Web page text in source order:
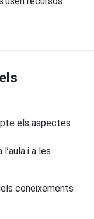
els aspectes
i a les
coneixements